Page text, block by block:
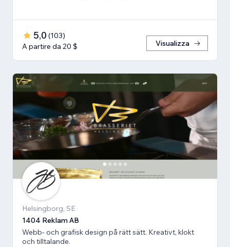
5,0 (103)
A partire da 20 $
Visualizza
Helsingborg, SE
1404 Reklam AB
Webb- och grafisk design på rätt sätt. Kreativt, klokt
och tilltalande.